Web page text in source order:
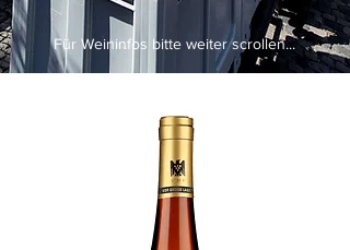
Für Weininfos bitte weiter scrollen...